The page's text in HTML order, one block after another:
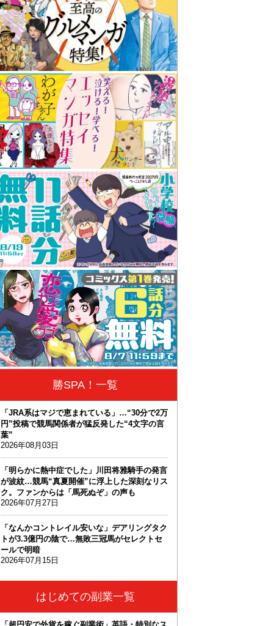
勝SPA！一覧
「JRA系はマジで恵まれている」…“30分で2万
円”投稿で競馬関係者が猛反発した“4文字の言
葉”
2026年08月03日
「明らかに熱中症でした」川田将雅騎手の発言
が波紋…競馬“真夏開催”に浮上した深刻なリス
ク。ファンからは「馬死ぬぞ」の声も
2026年07月27日
「なんかコントレイル安いな」デアリングタク
トが3.3億円の陰で…無敗三冠馬がセレクトセ
ールで明暗
2026年07月15日
はじめての副業一覧